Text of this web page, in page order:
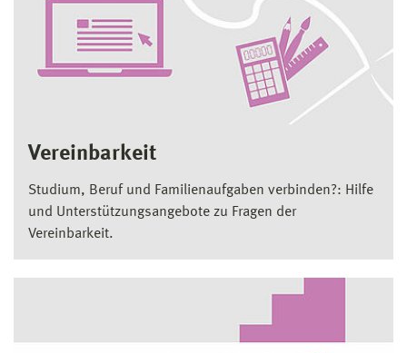
Vereinbarkeit
Studium, Beruf und Familienaufgaben verbinden?: Hilfe
und Unterstützungsangebote zu Fragen der
Vereinbarkeit.